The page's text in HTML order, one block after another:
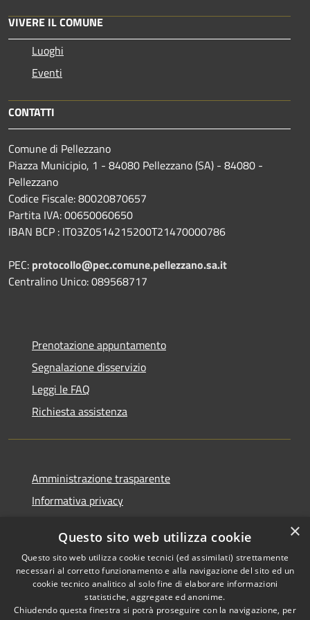
VIVERE IL COMUNE
Luoghi
Eventi
CONTATTI
Comune di Pellezzano
Piazza Municipio, 1 - 84080 Pellezzano (SA) - 84080 -
Pellezzano
Codice Fiscale: 80020870657
Partita IVA: 00650060650
IBAN BCP : IT03Z0514215200T21470000786
PEC: protocollo@pec.comune.pellezzano.sa.it
Centralino Unico: 089568717
Prenotazione appuntamento
Segnalazione disservizio
Leggi le FAQ
Richiesta assistenza
Amministrazione trasparente
Informativa privacy
Dichiarazione di accessibilità
RSS Copyright © 2026 • Comune di
×
Questo sito web utilizza cookie
Questo sito web utilizza cookie tecnici (ed assimilati) strettamente
necessari al corretto funzionamento e alla navigazione del sito ed un
cookie tecnico analitico al solo fine di elaborare informazioni
statistiche, aggregate ed anonime.
Chiudendo questa finestra si potrà proseguire con la navigazione, per